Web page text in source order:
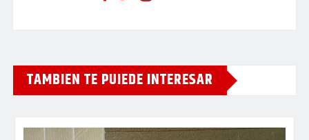
TAMBIEN TE PUIEDE INTERESAR